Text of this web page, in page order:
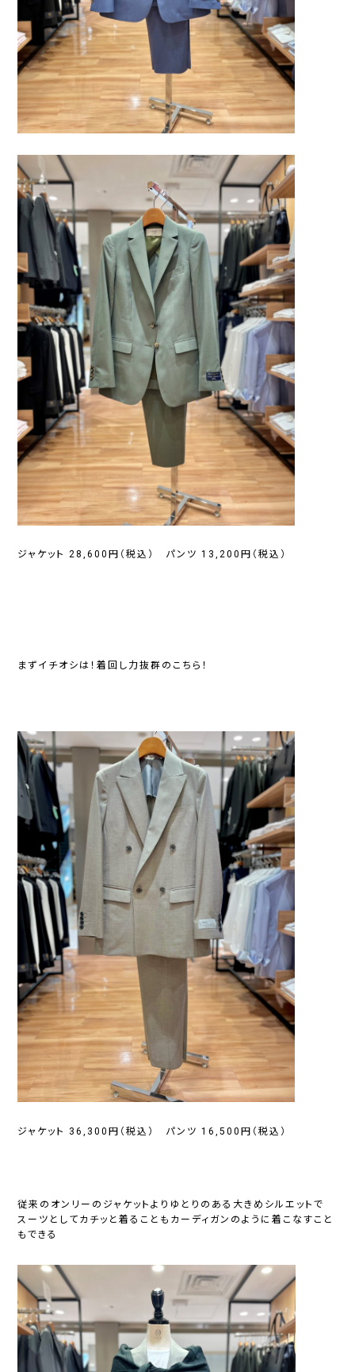
ジャケット 28,600円（税込） パンツ 13,200円（税込）
まずイチオシは！着回し力抜群のこちら！
ジャケット 36,300円（税込） パンツ 16,500円（税込）
従来のオンリーのジャケットよりゆとりのある大きめシルエットで
スーツとしてカチッと着ることもカーディガンのように着こなすこと
もできる